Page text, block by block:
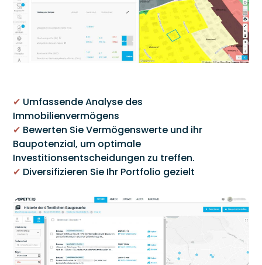
✔ Umfassende Analyse des
Immobilienvermögens
✔ Bewerten Sie Vermögenswerte und ihr
Baupotenzial, um optimale
Investitionsentscheidungen zu treffen.
✔ Diversifizieren Sie Ihr Portfolio gezielt
Link